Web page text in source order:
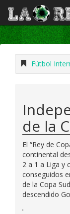
Fútbol
de la
El “Rey de
continental
2 a 1 a Liga y
conseguidos
de la Copa
descendido